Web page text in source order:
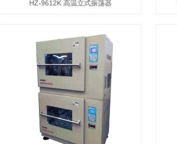
HZ-9612K 高温立式振荡器